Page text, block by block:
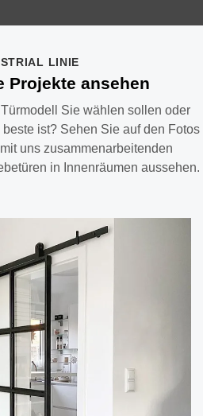
LINIE
Projekte ansehen
Sie wählen sollen oder
ist? Sehen Sie auf den Fotos
uns zusammenarbeitenden
in Innenräumen aussehen.